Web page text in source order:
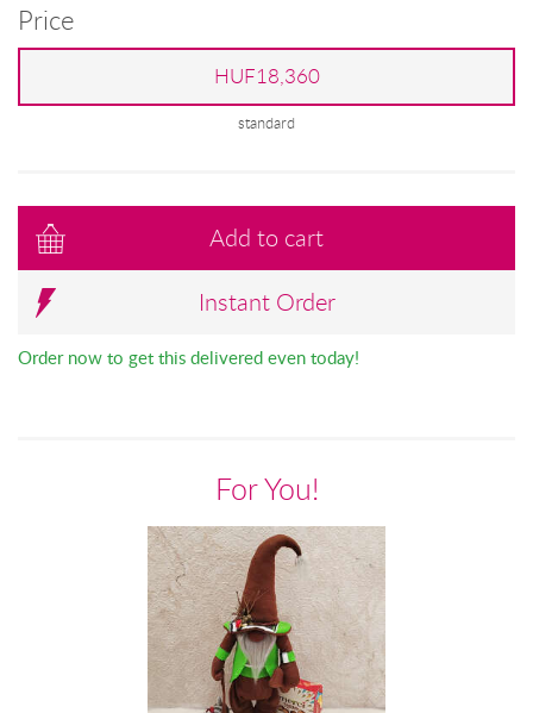
Price
HUF18,360
standard
Add to cart
Instant Order
Order now to get this delivered even today!
For You!